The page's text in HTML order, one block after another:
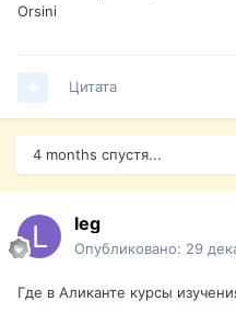
Orsini
Цитата
4 months спустя...
leg
Опубликовано: 29
Где в Аликанте курсы